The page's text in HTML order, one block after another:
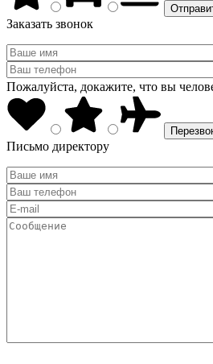
Заказать звонок
Пожалуйста, докажите, что вы
Письмо директору